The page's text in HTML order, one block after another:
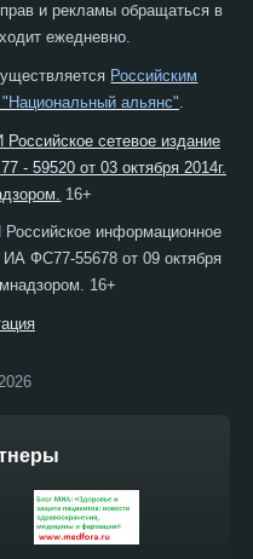
и рекламы обращаться в
ежедневно.
Российским
альянс"
сетевое издание
59520 от 03 октября 2014г.
16+
информационное
ФС77-55678 от 09 октября
16+